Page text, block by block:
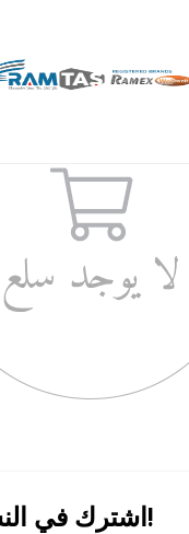
اشترك في النشرة الإخبارية!